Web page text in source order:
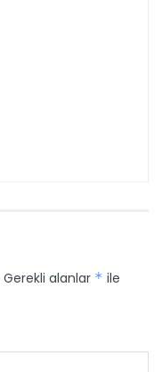
Gerekli alanlar * ile